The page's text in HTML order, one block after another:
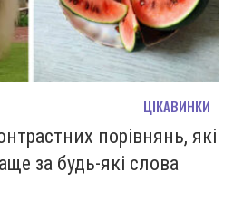
ЦІКАВИНКИ
порівнянь, які
за будь-які слова